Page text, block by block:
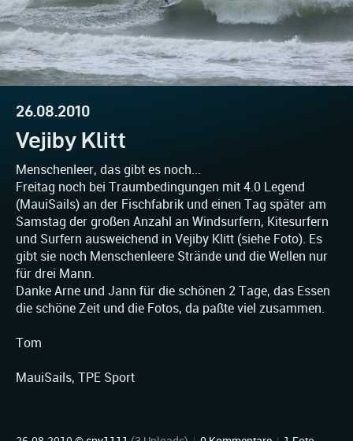
26.08.2010
Vejiby Klitt
Menschenleer, das gibt es noch...
Freitag noch bei Traumbedingungen mit 4.0 Legend
(MauiSails) an der Fischfabrik und einen Tag später am
Samstag der großen Anzahl an Windsurfern, Kitesurfern
und Surfern ausweichend in Vejiby Klitt (siehe Foto). Es
gibt sie noch Menschenleere Strände und die Wellen nur
für drei Mann.
Danke Arne und Jann für die schönen 2 Tage, das Essen
die schöne Zeit und die Fotos, da paßte viel zusammen.
Tom
MauiSails, TPE Sport